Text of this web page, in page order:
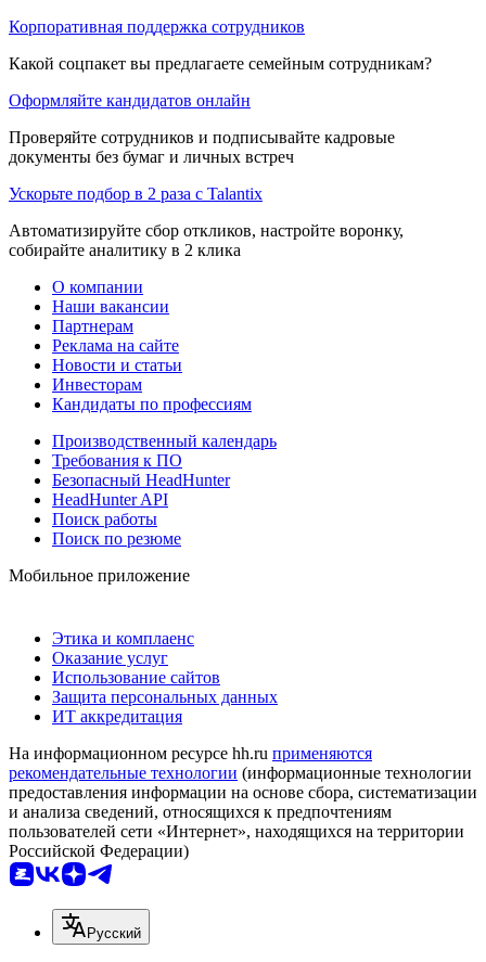
Корпоративная поддержка сотрудников
Какой соцпакет вы предлагаете семейным сотрудникам?
Оформляйте кандидатов онлайн
Проверяйте сотрудников и подписывайте кадровые
документы без бумаг и личных встреч
Ускорьте подбор в 2 раза с Talantix
Автоматизируйте сбор откликов, настройте воронку,
собирайте аналитику в 2 клика
О компании
Наши вакансии
Партнерам
Реклама на сайте
Новости и статьи
Инвесторам
Кандидаты по профессиям
Производственный календарь
Требования к ПО
Безопасный HeadHunter
HeadHunter API
Поиск работы
Поиск по резюме
Мобильное приложение
Этика и комплаенс
Оказание услуг
Использование сайтов
Защита персональных данных
ИТ аккредитация
На информационном ресурсе hh.ru применяются
рекомендательные технологии (информационные технологии
предоставления информации на основе сбора, систематизации
и анализа сведений, относящихся к предпочтениям
пользователей сети «Интернет», находящихся на территории
Российской Федерации)
Русский